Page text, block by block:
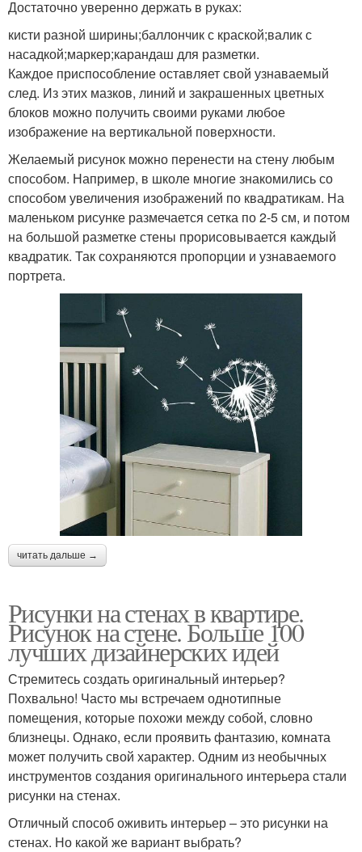
Достаточно уверенно держать в руках:
кисти разной ширины;баллончик с краской;валик с
насадкой;маркер;карандаш для разметки.
Каждое приспособление оставляет свой узнаваемый
след. Из этих мазков, линий и закрашенных цветных
блоков можно получить своими руками любое
изображение на вертикальной поверхности.
Желаемый рисунок можно перенести на стену любым
способом. Например, в школе многие знакомились со
способом увеличения изображений по квадратикам. На
маленьком рисунке размечается сетка по 2-5 см, и потом
на большой разметке стены прорисовывается каждый
квадратик. Так сохраняются пропорции и узнаваемого
портрета.
читать дальше →
Рисунки на стенах в квартире.
Рисунок на стене. Больше 100
лучших дизайнерских идей
Стремитесь создать оригинальный интерьер?
Похвально! Часто мы встречаем однотипные
помещения, которые похожи между собой, словно
близнецы. Однако, если проявить фантазию, комната
может получить свой характер. Одним из необычных
инструментов создания оригинального интерьера стали
рисунки на стенах.
Отличный способ оживить интерьер – это рисунки на
стенах. Но какой же вариант выбрать?